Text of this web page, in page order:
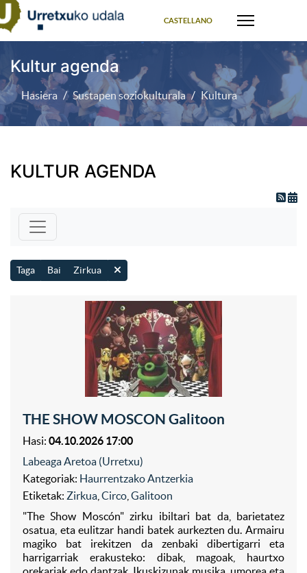
CASTELLANO
Kultur agenda
Hasiera Sustapen soziokulturala Kultura
KULTUR AGENDA
Taga Bai Zirkua
THE SHOW MOSCON Galitoon
Hasi: 04.10.2026 17:00
Labeaga Aretoa (Urretxu)
Kategoriak: Haurrentzako Antzerkia
Etiketak: Zirkua Circo Galitoon
"The Show Moscón" zirku ibiltari bat da, barietatez
osatua, eta eulitzar handi batek aurkezten du. Armairu
magiko bat irekitzen da zenbaki dibertigarri eta
harrigarriak erakusteko: dibak, magoak, haurtxo